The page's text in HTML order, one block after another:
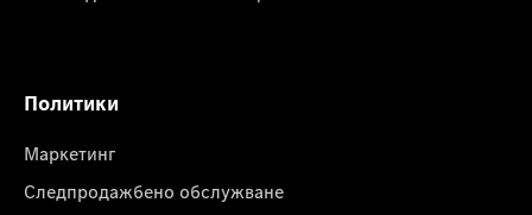
Политики
Маркетинг
Следпродажбено обслужване